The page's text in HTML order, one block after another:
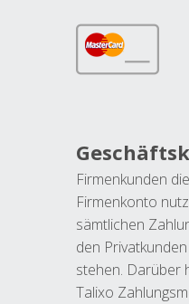
Firmenkunden
Firmenkonto
sämtlichen
den
stehen. Darüber
Talixo